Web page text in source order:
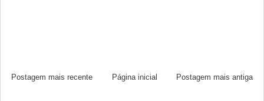
Postagem mais recente Postagem mais antiga
Página inicial